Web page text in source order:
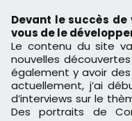
Devant le succès de votre site, comment prévoyez
vous de le
Le contenu du site
nouvelles
également y avoir
actuellement, j’ai
d’interviews sur le
Des portraits de